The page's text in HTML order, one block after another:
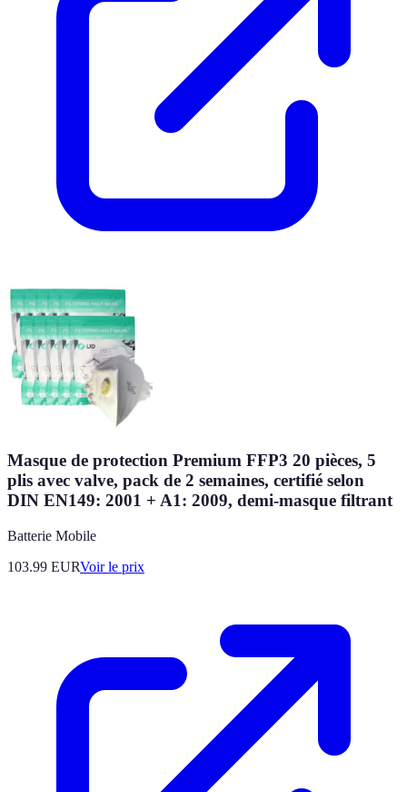
Masque de protection Premium FFP3 20 pièces, 5
plis avec valve, pack de 2 semaines, certifié selon
DIN EN149: 2001 + A1: 2009, demi-masque filtrant
Batterie Mobile
103.99 EURVoir le prix